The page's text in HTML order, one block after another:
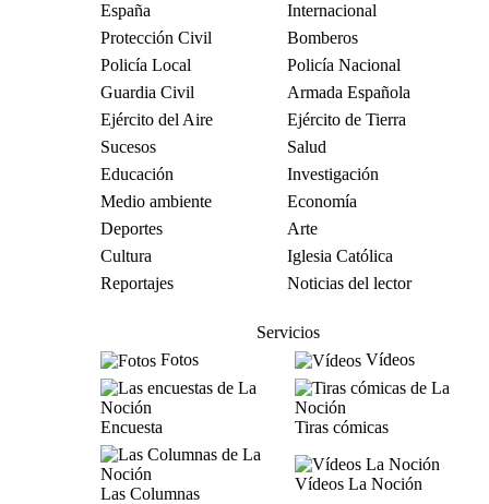
España
Internacional
Protección Civil
Bomberos
Policía Local
Policía Nacional
Guardia Civil
Armada Española
Ejército del Aire
Ejército de Tierra
Sucesos
Salud
Educación
Investigación
Medio ambiente
Economía
Deportes
Arte
Cultura
Iglesia Católica
Reportajes
Noticias del lector
Servicios
Fotos
Vídeos
Encuesta Tiras cómicas
Las Columnas
Vídeos La Noción